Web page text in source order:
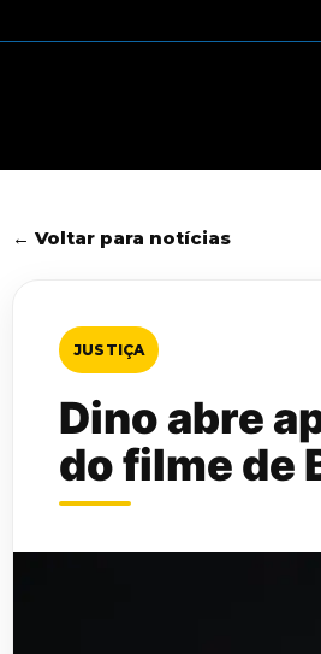
← Voltar para notícias
JUSTIÇA
Dino abre
do filme de